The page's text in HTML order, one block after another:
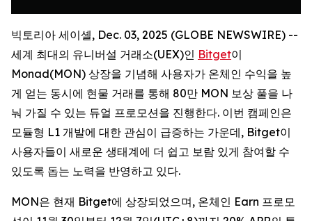
빅토리아 세이셸, Dec. 03, 2025 (GLOBE NEWSWIRE) --
세계 최대의 유니버설 거래소(UEX)인 Bitget이
Monad(MON) 상장을 기념해 사용자가 온체인 수익을 높
게 얻는 동시에 현물 거래를 통해 80만 MON 보상 풀을 나
눠 가질 수 있는 듀얼 프로모션을 진행한다. 이번 캠페인은
모듈형 L1 개발에 대한 관심이 급증하는 가운데, Bitget이
사용자들이 새로운 생태계에 더 쉽고 보람 있게 참여할 수
있도록 돕는 노력을 반영하고 있다.
MON은 현재 Bitget에 상장되었으며, 온체인 Earn 프로모